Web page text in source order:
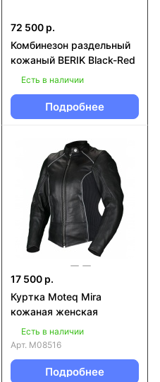
72 500 р.
Комбинезон раздельный
кожаный BERIK Black-Red
Есть в наличии
Подробнее
17 500 р.
Куртка Moteq Mira
кожаная женская
Есть в наличии
Арт. M08516
Подробнее